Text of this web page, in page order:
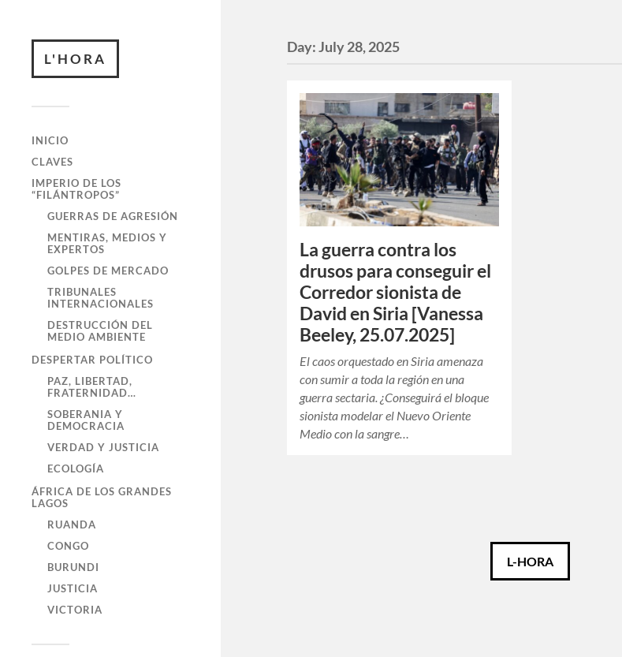
L'HORA
INICIO
CLAVES
IMPERIO DE LOS
“FILÁNTROPOS”
GUERRAS DE AGRESIÓN
MENTIRAS, MEDIOS Y
EXPERTOS
GOLPES DE MERCADO
TRIBUNALES
INTERNACIONALES
DESTRUCCIÓN DEL
MEDIO AMBIENTE
DESPERTAR POLÍTICO
PAZ, LIBERTAD,
FRATERNIDAD…
SOBERANIA Y
DEMOCRACIA
VERDAD Y JUSTICIA
ECOLOGÍA
ÁFRICA DE LOS GRANDES
LAGOS
RUANDA
CONGO
BURUNDI
JUSTICIA
VICTORIA
Day:July 28, 2025
La guerra contra los
drusos para conseguir el
Corredor sionista de
David en Siria [Vanessa
Beeley, 25.07.2025]
El caos orquestado en Siria amenaza
con sumir a toda la región en una
guerra sectaria. ¿Conseguirá el bloque
sionista modelar el Nuevo Oriente
Medio con la sangre…
L-HORA